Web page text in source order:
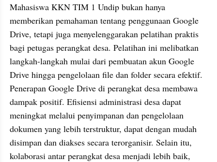
Mahasiswa KKN TIM 1 Undip bukan hanya
memberikan pemahaman tentang penggunaan Google
Drive, tetapi juga menyelenggarakan pelatihan praktis
bagi petugas perangkat desa. Pelatihan ini melibatkan
langkah-langkah mulai dari pembuatan akun Google
Drive hingga pengelolaan file dan folder secara efektif.
Penerapan Google Drive di perangkat desa membawa
dampak positif. Efisiensi administrasi desa dapat
meningkat melalui penyimpanan dan pengelolaan
dokumen yang lebih terstruktur, dapat dengan mudah
disimpan dan diakses secara terorganisir. Selain itu,
kolaborasi antar perangkat desa menjadi lebih baik,